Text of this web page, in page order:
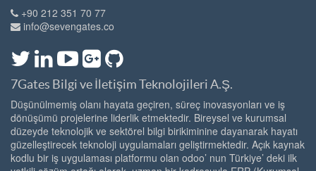
+90 212 351 70 77
info@sevengates.co
7Gates Bilgi ve İletişim Teknolojileri A.Ş.
Düşünülmemiş olanı hayata geçiren, süreç inovasyonları ve iş
dönüşümü projelerine liderlik etmektedir. Bireysel ve kurumsal
düzeyde teknolojik ve sektörel bilgi birikiminine dayanarak hayatı
güzelleştirecek teknoloji uygulamaları geliştirmektedir. Açık kaynak
kodlu bir iş uygulaması platformu olan odoo’ nun Türkiye’ deki ilk